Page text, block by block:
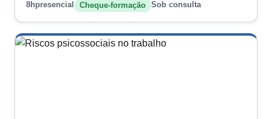
8hpresencial Cheque-formação Sob consulta